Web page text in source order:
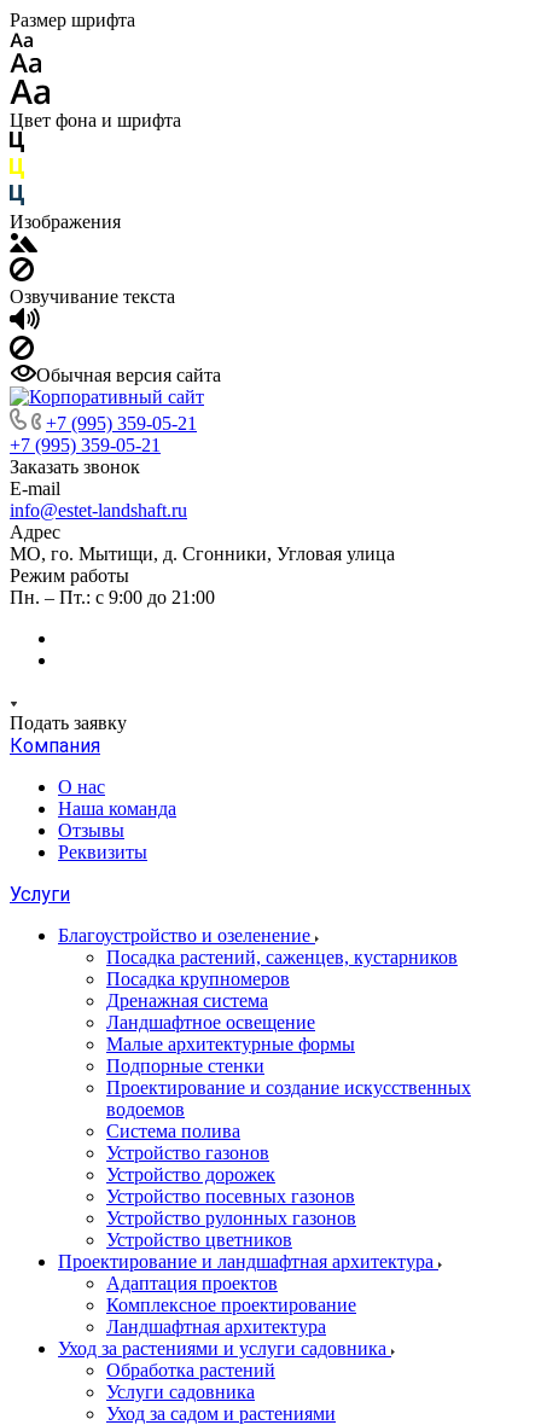
Размер шрифта
Цвет фона и шрифта
Изображения
Озвучивание текста
Обычная версия сайта
+7 (995) 359-05-21
+7 (995) 359-05-21
Заказать звонок
E-mail
info@estet-landshaft.ru
Адрес
МО, го. Мытищи, д. Сгонники, Угловая улица
Режим работы
Пн. – Пт.: с 9:00 до 21:00
Подать заявку
Компания
О нас
Наша команда
Отзывы
Реквизиты
Услуги
Благоустройство и озеленение
Посадка растений, саженцев, кустарников
Посадка крупномеров
Дренажная система
Ландшафтное освещение
Малые архитектурные формы
Подпорные стенки
Проектирование и создание искусственных
водоемов
Система полива
Устройство газонов
Устройство дорожек
Устройство посевных газонов
Устройство рулонных газонов
Устройство цветников
Проектирование и ландшафтная архитектура
Адаптация проектов
Комплексное проектирование
Ландшафтная архитектура
Уход за растениями и услуги садовника
Обработка растений
Услуги садовника
Уход за садом и растениями